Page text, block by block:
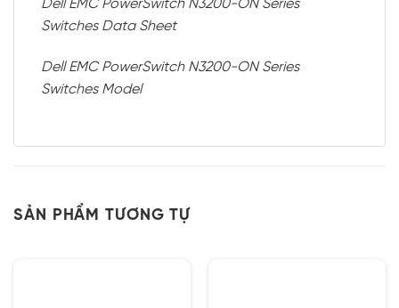
Dell EMC PowerSwitch N3200-ON Series
Switches Data Sheet
Dell EMC PowerSwitch N3200-ON Series
Switches Model
SẢN PHẨM TƯƠNG TỰ